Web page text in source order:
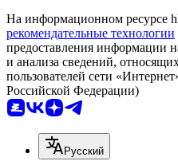
На информационном ресурсе
рекомендательные технологии
предоставления информации
и анализа сведений,
пользователей сети
Российской Федерации)
Русский